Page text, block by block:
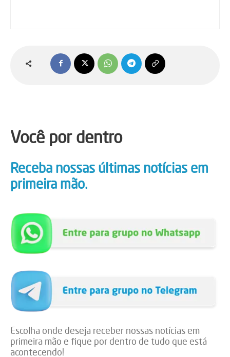
Você por dentro
Receba nossas últimas notícias em
primeira mão.
Escolha onde deseja receber nossas notícias em
primeira mão e fique por dentro de tudo que está
acontecendo!